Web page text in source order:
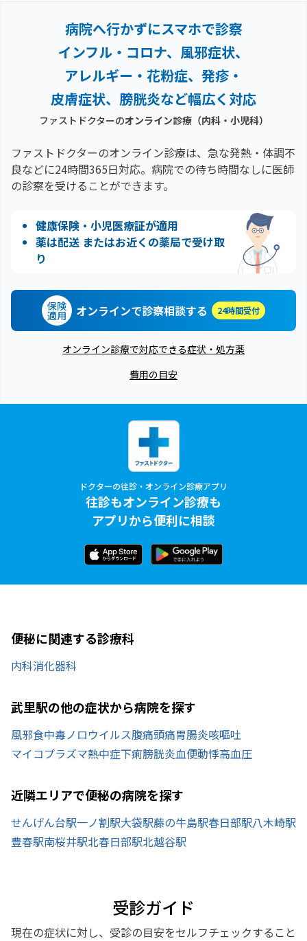
病院へ行かずにスマホで診察
インフル・コロナ、風邪症状、
アレルギー・花粉症、 発疹・
皮膚症状、膀胱炎など幅広く対応
ファストドクターのオンライン診療（内科・小児科）
ファストドクターのオンライン診療は、急な発熱・体調不
良などに24時間365日対応。 病院での待ち時間なしに医師
の診察を受けることができます。
健康保険・小児医療証が適用
薬は配送 またはお近くの薬局で受け取
り
保険
適用 オンラインで診察相談する 24時間受付
オンライン診療で対応できる症状・処方薬
費用の目安
ドクターの往診・オンライン診療アプリ
往診もオンライン診療も
アプリから便利に相談
便秘に関連する診療科
内科消化器科
武里駅の他の症状から病院を探す
風邪食中毒ノロウイルス腹痛頭痛胃腸炎咳嘔吐
マイコプラズマ熱中症下痢膀胱炎血便動悸高血圧
近隣エリアで便秘の病院を探す
せんげん台駅一ノ割駅大袋駅藤の牛島駅春日部駅八木崎駅
豊春駅南桜井駅北春日部駅北越谷駅
受診ガイド
現在の症状に対し、受診の目安をセルフチェックすること